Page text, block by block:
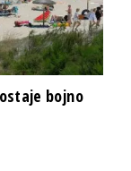
bojno